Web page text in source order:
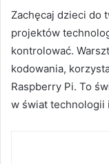
Zachęcaj dzieci do
projektów
kontrolować.
kodowania,
Raspberry Pi. To
w świat technologii